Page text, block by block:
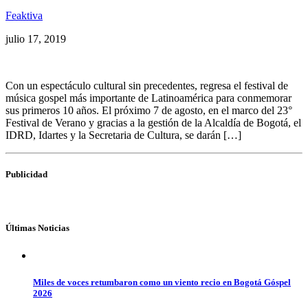
Feaktiva
julio 17, 2019
Con un espectáculo cultural sin precedentes, regresa el festival de
música gospel más importante de Latinoamérica para conmemorar
sus primeros 10 años. El próximo 7 de agosto, en el marco del 23°
Festival de Verano y gracias a la gestión de la Alcaldía de Bogotá, el
IDRD, Idartes y la Secretaria de Cultura, se darán […]
Publicidad
Últimas Noticias
Miles de voces retumbaron como un viento recio en Bogotá Góspel
2026